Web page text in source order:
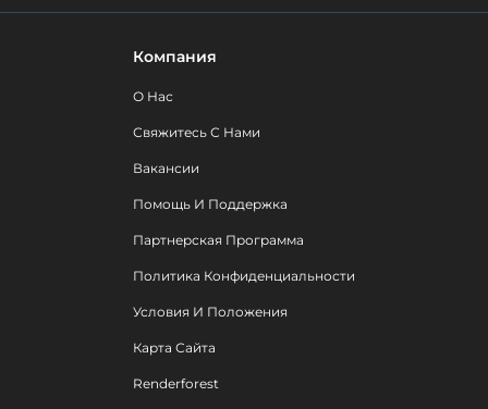
Компания
О Нас
Свяжитесь С Нами
Вакансии
Помощь И Поддержка
Партнерская Программа
Политика Конфиденциальности
Условия И Положения
Карта Сайта
Renderforest